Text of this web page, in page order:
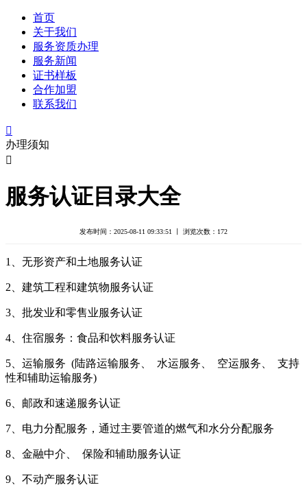
首页
关于我们
服务资质办理
服务新闻
证书样板
合作加盟
联系我们

办理须知

服务认证目录大全
发布时间：2025-08-11 09:33:51 丨 浏览次数： 172
1、无形资产和土地服务认证
2、建筑工程和建筑物服务认证
3、批发业和零售业服务认证
4、住宿服务：食品和饮料服务认证
5、运输服务 (陆路运输服务、 水运服务、 空运服务、 支持
性和辅助运输服务)
6、邮政和速递服务认证
7、电力分配服务，通过主要管道的燃气和水分分配服务
8、金融中介、 保险和辅助服务认证
9、不动产服务认证